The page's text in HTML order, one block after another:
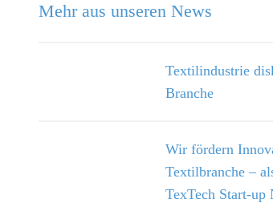
Mehr aus unseren News
Textilindustrie
Branche
Wir fördern
Textilbranche –
TexTech Start-up